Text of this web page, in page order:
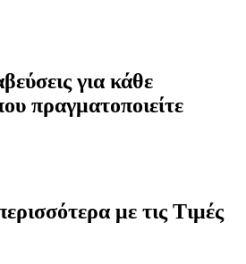
για κάθε
πραγματοποιείτε
με τις Τιμές